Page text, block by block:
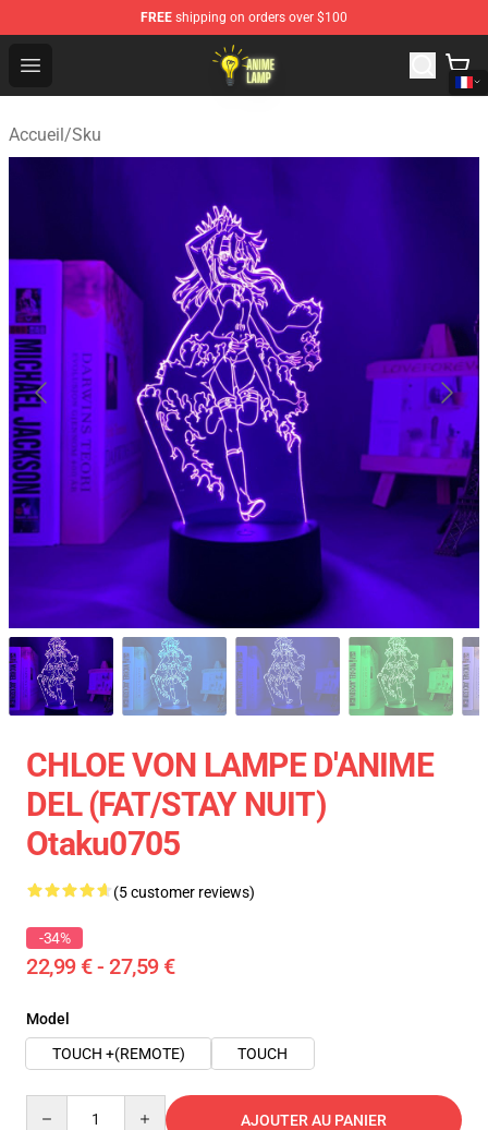
FREE shipping on orders over $100
Open menu
Anime Lamp Shop - The Best Store of Anime Lamp
Accueil/Sku
CHLOE VON LAMPE D'ANIME
DEL (FAT/STAY NUIT)
Otaku0705
(5 customer reviews)
-34%
22,99 € - 27,59 €
Model
TOUCH +(REMOTE)
TOUCH
AJOUTER AU PANIER